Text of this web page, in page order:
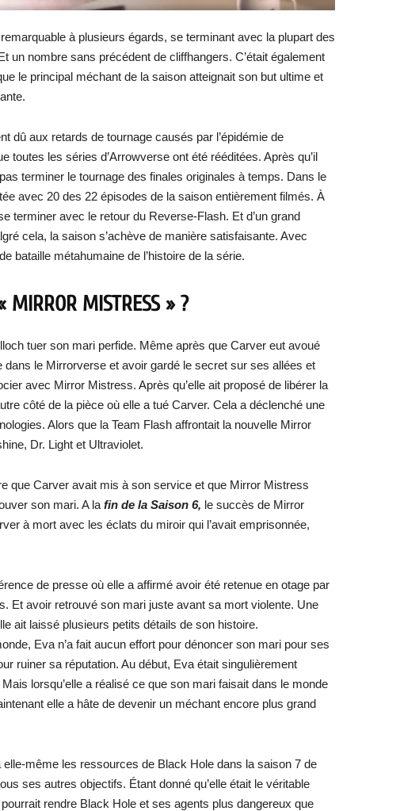
à plusieurs égards, se terminant avec la plupart des
un nombre sans précédent de cliffhangers. C’était également
le principal méchant de la saison atteignait son but ultime et
dû aux retards de tournage causés par l’épidémie de
toutes les séries d’Arrowverse ont été rééditées. Après qu’il
terminer le tournage des finales originales à temps. Dans le
avec 20 des 22 épisodes de la saison entièrement filmés. À
terminer avec le retour du Reverse-Flash. Et d’un grand
cela, la saison s’achève de manière satisfaisante. Avec
bataille métahumaine de l’histoire de la série.
MIRROR MISTRESS » ?
tuer son mari perfide. Même après que Carver eut avoué
dans le Mirrorverse et avoir gardé le secret sur ses allées et
avec Mirror Mistress. Après qu’elle ait proposé de libérer la
côté de la pièce où elle a tué Carver. Cela a déclenché une
Alors que la Team Flash affrontait la nouvelle Mirror
Dr. Light et Ultraviolet.
que Carver avait mis à son service et que Mirror Mistress
son mari. A la fin de la Saison 6, le succès de Mirror
à mort avec les éclats du miroir qui l’avait emprisonnée,
de presse où elle a affirmé avoir été retenue en otage par
Et avoir retrouvé son mari juste avant sa mort violente. Une
ait laissé plusieurs petits détails de son histoire.
Eva n’a fait aucun effort pour dénoncer son mari pour ses
ruiner sa réputation. Au début, Eva était singulièrement
lorsqu’elle a réalisé ce que son mari faisait dans le monde
elle a hâte de devenir un méchant encore plus grand
même les ressources de Black Hole dans la saison 7 de
ses autres objectifs. Étant donné qu’elle était le véritable
rendre Black Hole et ses agents plus dangereux que